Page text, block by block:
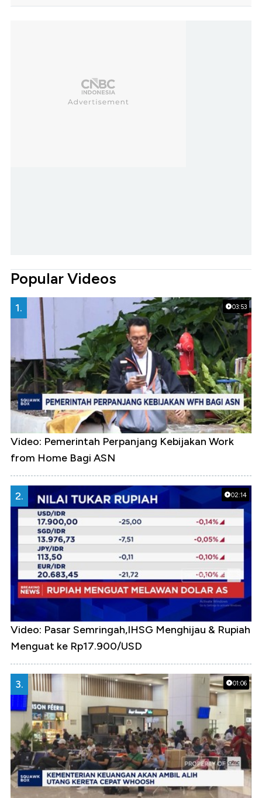
Popular Videos
03:53
1.
Video: Pemerintah Perpanjang Kebijakan Work
from Home Bagi ASN
02:14
2.
Video: Pasar Semringah,IHSG Menghijau & Rupiah
Menguat ke Rp17.900/USD
01:06
3.